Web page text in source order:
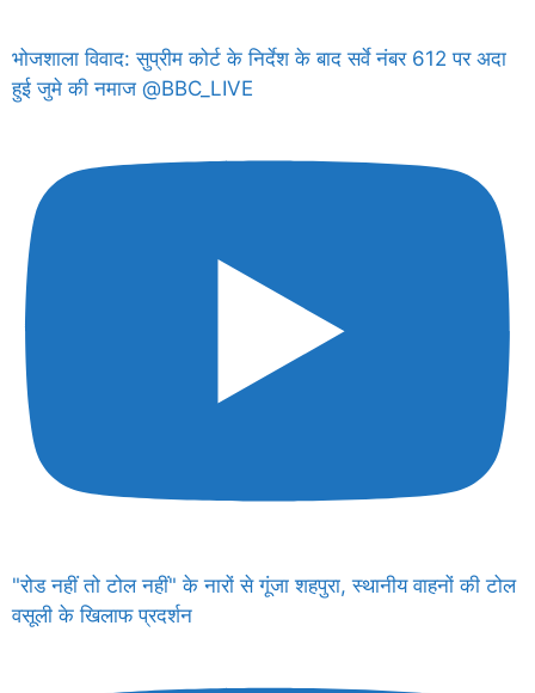
भोजशाला विवाद: सुप्रीम कोर्ट के निर्देश के बाद सर्वे नंबर 612 पर अदा
हुई जुमे की नमाज @BBC_LIVE
"रोड नहीं तो टोल नहीं" के नारों से गूंजा शहपुरा, स्थानीय वाहनों की टोल
वसूली के खिलाफ प्रदर्शन